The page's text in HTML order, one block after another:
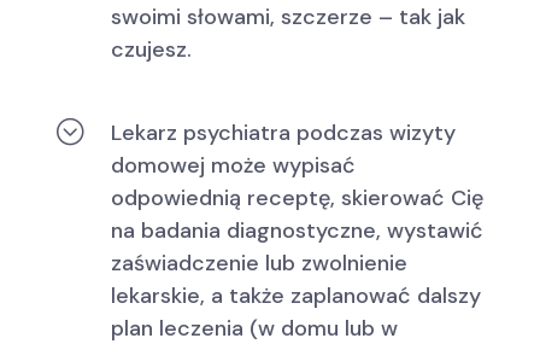
swoimi słowami, szczerze – tak jak
czujesz.
;
Lekarz psychiatra podczas wizyty
domowej może wypisać
odpowiednią receptę, skierować Cię
na badania diagnostyczne, wystawić
zaświadczenie lub zwolnienie
lekarskie, a także zaplanować dalszy
plan leczenia (w domu lub w